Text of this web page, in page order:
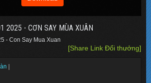
2025 - CƠN SAY MÙA XUÂN
- Con Say Mua Xuan
[Share Link Đổi thưởng]